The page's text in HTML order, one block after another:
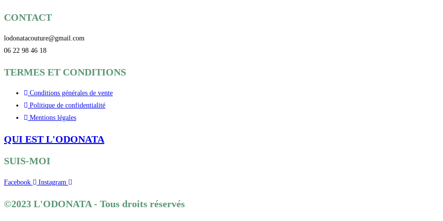
CONTACT
lodonatacouture@gmail.com
06 22 98 46 18
TERMES ET CONDITIONS
Conditions générales de vente
Politique de confidentialité
Mentions légales
QUI EST L'ODONATA
SUIS-MOI
Facebook Instagram
©2023 L'ODONATA - Tous droits réservés